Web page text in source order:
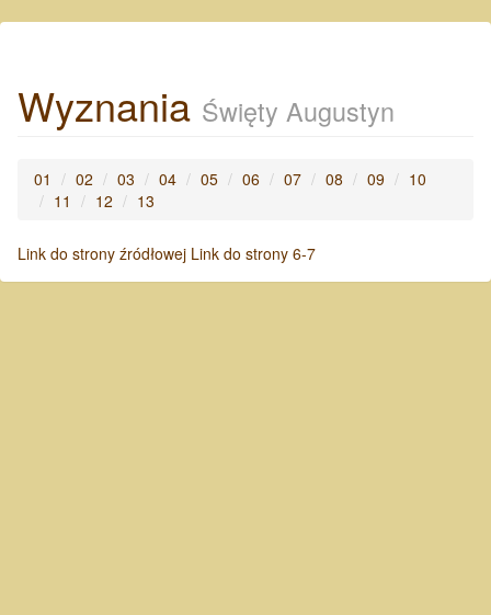
Wyznania Święty Augustyn
01 02 03 04 05 06 07 08 09
10
11
12 13
Link do strony źródłowej Link do strony 6-7